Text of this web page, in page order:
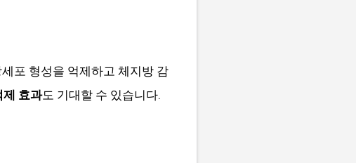
포 형성을 억제하고 체지방 감
제 효과도 기대할 수 있습니다.